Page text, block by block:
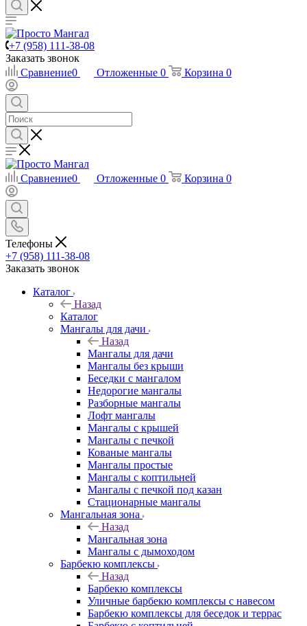
+7 (958) 111-38-08
Заказать звонок
Сравнение0 Отложенные 0 Корзина 0
Сравнение0 Отложенные 0 Корзина 0
Телефоны
+7 (958) 111-38-08
Заказать звонок
Каталог
Назад
Каталог
Мангалы для дачи
Назад
Мангалы для дачи
Мангалы без крыши
Беседки с мангалом
Недорогие мангалы
Разборные мангалы
Лофт мангалы
Мангалы с крышей
Мангалы с печкой
Кованые мангалы
Мангалы простые
Мангалы с коптильней
Мангалы с печкой под казан
Стационарные мангалы
Мангальная зона
Назад
Мангальная зона
Мангалы с дымоходом
Барбекю комплексы
Назад
Барбекю комплексы
Уличные барбекю комплексы с навесом
Барбекю комплексы для беседок и террас